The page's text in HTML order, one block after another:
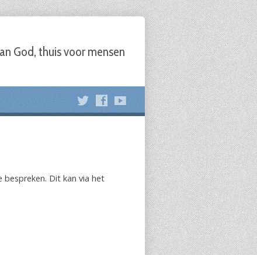
God, thuis voor mensen
Dit kan via het